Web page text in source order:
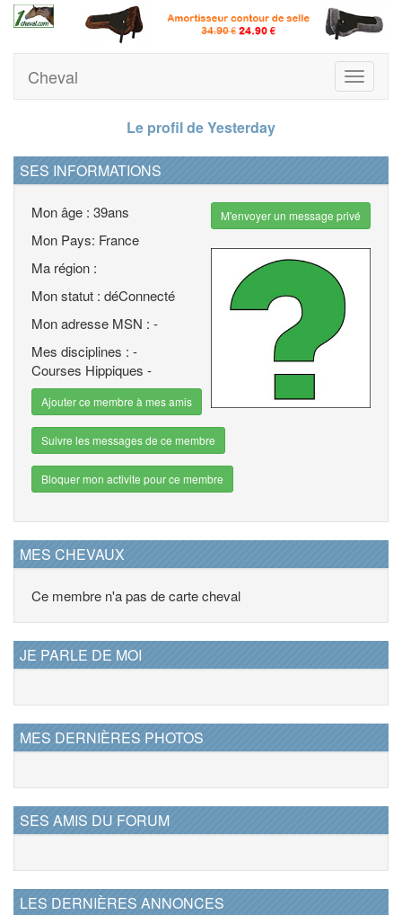
Toggle
Cheval
Le profil de Yesterday
SES INFORMATIONS
Mon âge : 39ans
Mon Pays: France
Ma région :
Mon statut : déConnecté
Mon adresse MSN : -
Mes disciplines : -
Courses Hippiques -
Ajouter ce membre à mes amis
Suivre les messages de ce membre
Bloquer mon activite pour ce membre
M'envoyer un message privé
MES CHEVAUX
Ce membre n'a pas de carte cheval
JE PARLE DE MOI
MES DERNIÈRES PHOTOS
SES AMIS DU FORUM
LES DERNIÈRES ANNONCES